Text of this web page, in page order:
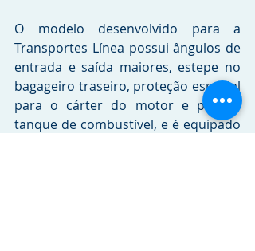
O modelo desenvolvido para a
Transportes Línea possui ângulos de
entrada e saída maiores, estepe no
bagageiro traseiro, proteção especial
para o cárter do motor e para o
tanque de combustível, e é equipado